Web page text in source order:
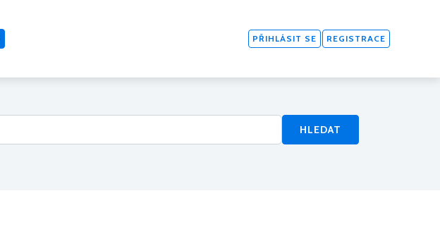
PŘIHLÁSIT SE REGISTRACE
HLEDAT